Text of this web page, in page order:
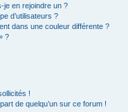
je en rejoindre un ?
d’utilisateurs ?
dans une couleur différente ?
?
!
de quelqu’un sur ce forum !